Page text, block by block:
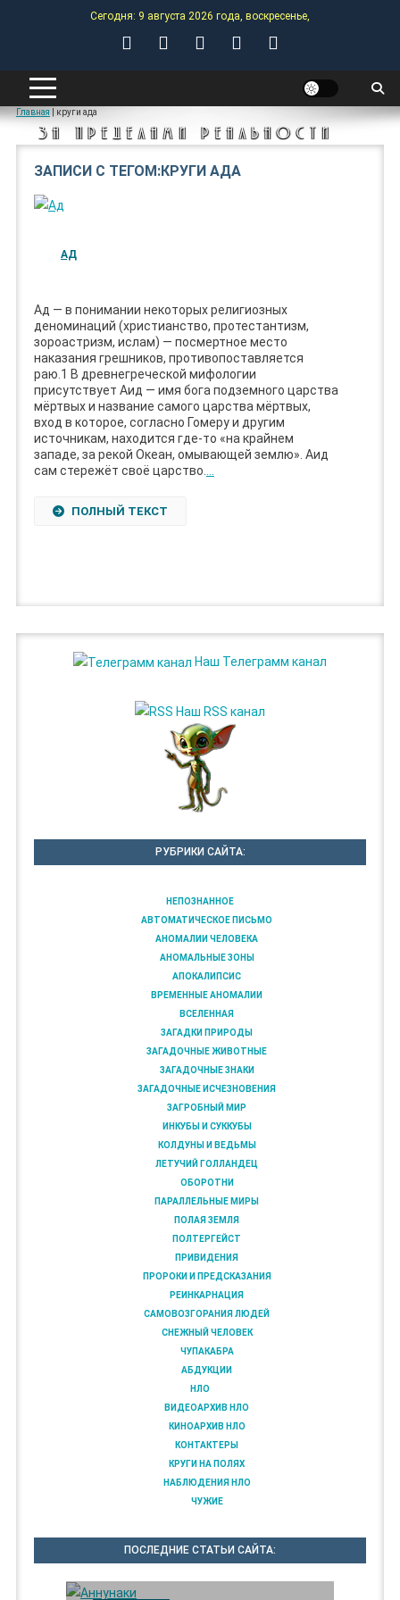
Сегодня: 9 августа 2026 года, воскресенье,
ANOMALY-HUB
ЗА ПРЕДЕЛАМИ РЕАЛЬНОСТИ
Главная круги ада
ЗАПИСИ С ТЕГОМ:КРУГИ АДА
АД
Ад — в понимании некоторых религиозных
деноминаций (христианство, протестантизм,
зороастризм, ислам) — посмертное место
наказания грешников, противопоставляется
раю.1 В древнегреческой мифологии
присутствует Аид — имя бога подземного царства
мёртвых и название самого царства мёртвых,
вход в которое, согласно Гомеру и другим
источникам, находится где-то «на крайнем
западе, за рекой Океан, омывающей землю». Аид
сам стережёт своё царство.
ПОЛНЫЙ ТЕКСТ
Наш Телеграмм канал
Наш RSS канал
РУБРИКИ САЙТА:
НЕПОЗНАННОЕ
АВТОМАТИЧЕСКОЕ ПИСЬМО
АНОМАЛИИ ЧЕЛОВЕКА
АНОМАЛЬНЫЕ ЗОНЫ
АПОКАЛИПСИС
ВРЕМЕННЫЕ АНОМАЛИИ
ВСЕЛЕННАЯ
ЗАГАДКИ ПРИРОДЫ
ЗАГАДОЧНЫЕ ЖИВОТНЫЕ
ЗАГАДОЧНЫЕ ЗНАКИ
ЗАГАДОЧНЫЕ ИСЧЕЗНОВЕНИЯ
ЗАГРОБНЫЙ МИР
ИНКУБЫ И СУККУБЫ
КОЛДУНЫ И ВЕДЬМЫ
ЛЕТУЧИЙ ГОЛЛАНДЕЦ
ОБОРОТНИ
ПАРАЛЛЕЛЬНЫЕ МИРЫ
ПОЛАЯ ЗЕМЛЯ
ПОЛТЕРГЕЙСТ
ПРИВИДЕНИЯ
ПРОРОКИ И ПРЕДСКАЗАНИЯ
РЕИНКАРНАЦИЯ
САМОВОЗГОРАНИЯ ЛЮДЕЙ
СНЕЖНЫЙ ЧЕЛОВЕК
ЧУПАКАБРА
АБДУКЦИИ
НЛО
ВИДЕОАРХИВ НЛО
КИНОАРХИВ НЛО
КОНТАКТЕРЫ
КРУГИ НА ПОЛЯХ
НАБЛЮДЕНИЯ НЛО
ЧУЖИЕ
ПОСЛЕДНИЕ СТАТЬИ САЙТА: